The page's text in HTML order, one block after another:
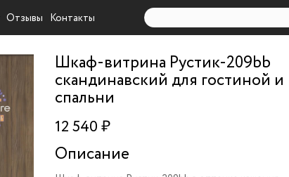
Отзывы Контакты
Шкаф-витрина Рустик-209bb
скандинавский для гостиной и
спальни
12 540 ₽
Описание